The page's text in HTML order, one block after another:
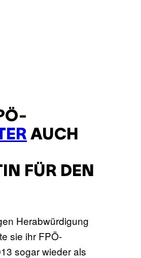
AUCH
FÜR DEN
Herabwürdigung
sie ihr FPÖ-
sogar wieder als